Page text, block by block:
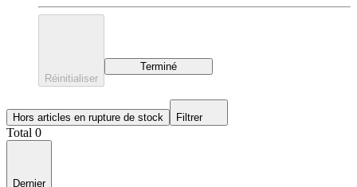
Réinitialiser
Terminé
Hors articles en rupture de stock Filtrer
Total 0
Dernier